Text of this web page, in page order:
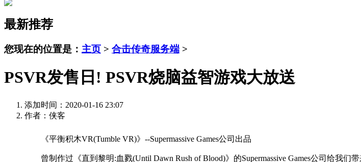
最新推荐
您现在的位置是： 主页 > 合击传奇服务端 >
PSVR发售日! PSVR烧脑益智游戏大放送
添加时间：2020-01-16 23:07
作者：侠客
《平衡积木VR(Tumble VR)》--Supermassive Games公司出品
曾制作过《直到黎明:血戮(Until Dawn Rush of Blood)》的Supermassive Games公司给我